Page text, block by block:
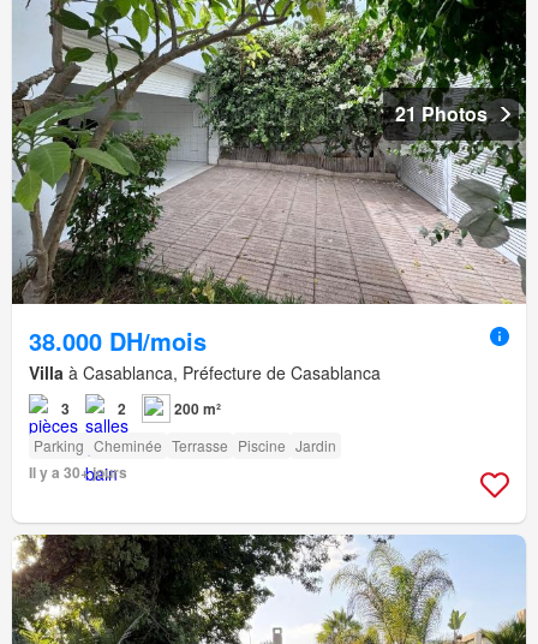
21 Photos
38.000 DH/mois
Villa à Casablanca, Préfecture de Casablanca
3 2 200 m²
Parking Cheminée Terrasse Piscine Jardin
Il y a 30+ jours